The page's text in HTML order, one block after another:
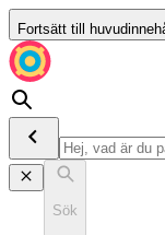
Fortsätt till
Sök